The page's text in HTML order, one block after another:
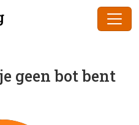
geen bot bent